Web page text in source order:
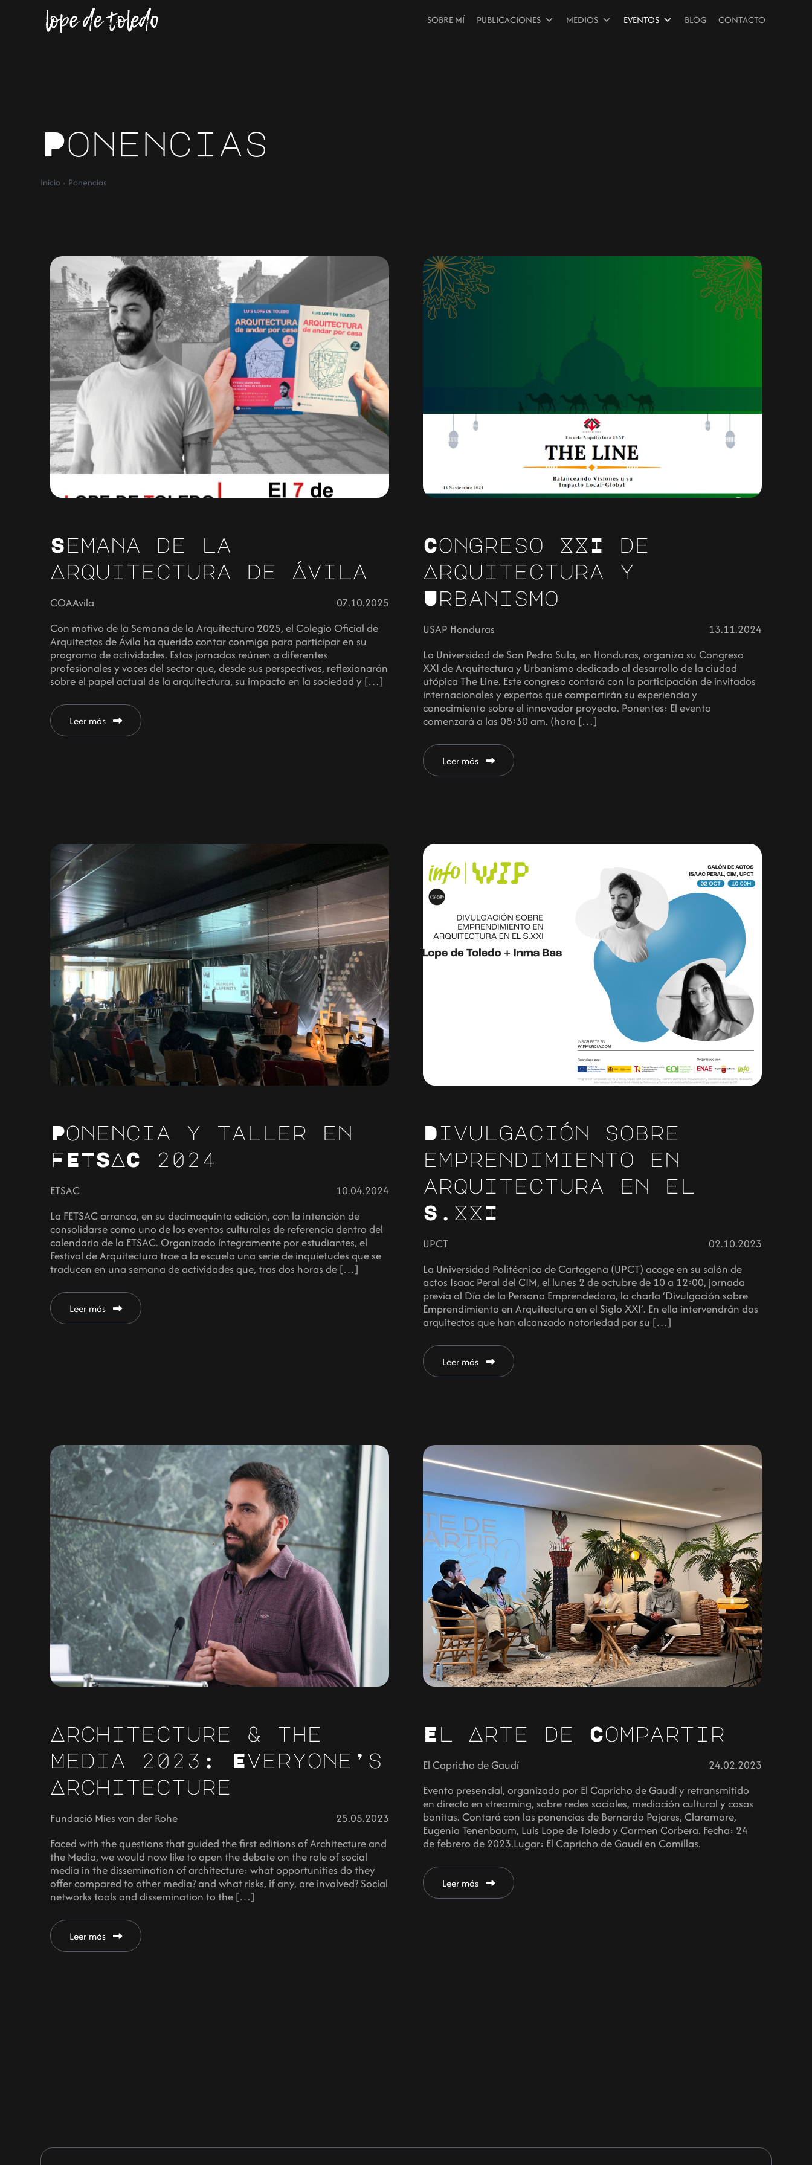
SOBRE MÍ PUBLICACIONES MEDIOS EVENTOS BLOG CONTACTO
Ponencias
Inicio · Ponencias
Semana de la
Arquitectura de Ávila
COAAvila
07.10.2025
Con motivo de la Semana de la Arquitectura 2025, el Colegio Oficial de
Arquitectos de Ávila ha querido contar conmigo para participar en su
programa de actividades. Estas jornadas reúnen a diferentes
profesionales y voces del sector que, desde sus perspectivas, reflexionarán
sobre el papel actual de la arquitectura, su impacto en la sociedad y […]
Leer más
Congreso XXI de
Arquitectura y
Urbanismo
USAP Honduras
13.11.2024
La Universidad de San Pedro Sula, en Honduras, organiza su Congreso
XXI de Arquitectura y Urbanismo dedicado al desarrollo de la ciudad
utópica The Line. Este congreso contará con la participación de invitados
internacionales y expertos que compartirán su experiencia y
conocimiento sobre el innovador proyecto. Ponentes: El evento
comenzará a las 08:30 am. (hora […]
Leer más
Ponencia y taller en
FETSAC 2024
ETSAC
10.04.2024
La FETSAC arranca, en su decimoquinta edición, con la intención de
consolidarse como uno de los eventos culturales de referencia dentro del
calendario de la ETSAC. Organizado íntegramente por estudiantes, el
Festival de Arquitectura trae a la escuela una serie de inquietudes que se
traducen en una semana de actividades que, tras dos horas de […]
Leer más
Divulgación sobre
emprendimiento en
arquitectura en el
S.XXI
UPCT
02.10.2023
La Universidad Politécnica de Cartagena (UPCT) acoge en su salón de
actos Isaac Peral del CIM, el lunes 2 de octubre de 10 a 12:00, jornada
previa al Día de la Persona Emprendedora, la charla ‘Divulgación sobre
Emprendimiento en Arquitectura en el Siglo XXI’. En ella intervendrán dos
arquitectos que han alcanzado notoriedad por su […]
Leer más
Architecture & the
Media 2023: Everyone’s
Architecture
Fundació Mies van der Rohe
25.05.2023
Faced with the questions that guided the first editions of Architecture and
the Media, we would now like to open the debate on the role of social
media in the dissemination of architecture: what opportunities do they
offer compared to other media? and what risks, if any, are involved? Social
networks tools and dissemination to the […]
Leer más
El Arte de Compartir
El Capricho de Gaudí
24.02.2023
Evento presencial, organizado por El Capricho de Gaudí y retransmitido
en directo en streaming, sobre redes sociales, mediación cultural y cosas
bonitas. Contará con las ponencias de Bernardo Pajares, Claramore,
Eugenia Tenenbaum, Luis Lope de Toledo y Carmen Corbera. Fecha: 24
de febrero de 2023.Lugar: El Capricho de Gaudí en Comillas.
Leer más